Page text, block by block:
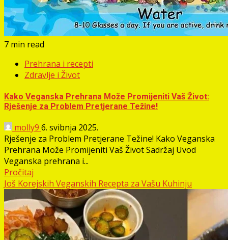
7 min read
Prehrana i recepti
Zdravlje i Život
Kako Veganska Prehrana Može Promijeniti Vaš Život:
Rješenje za Problem Pretjerane Težine!
molly9 6. svibnja 2025.
Rješenje za Problem Pretjerane Težine! Kako Veganska
Prehrana Može Promijeniti Vaš Život Sadržaj Uvod
Veganska prehrana i...
Pročitaj
Još Korejskih Veganskih Recepta za Vašu Kuhinju